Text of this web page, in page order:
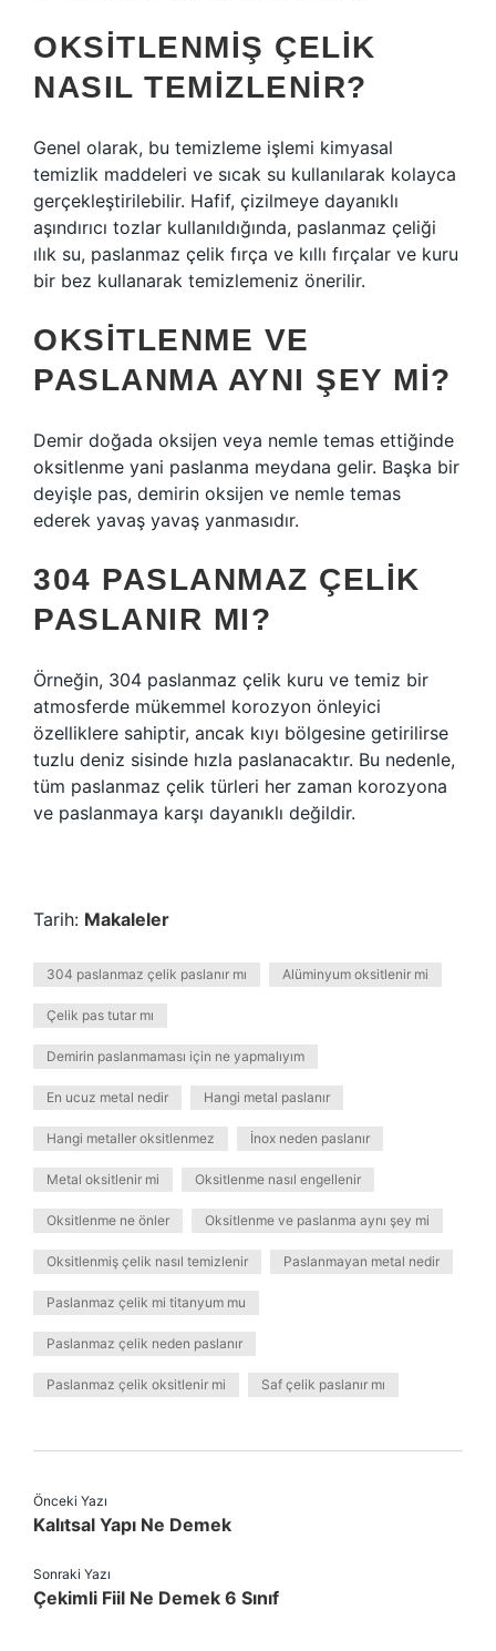
OKSITLENMIŞ ÇELIK
NASIL TEMIZLENIR?
Genel olarak, bu temizleme işlemi kimyasal
temizlik maddeleri ve sıcak su kullanılarak kolayca
gerçekleştirilebilir. Hafif, çizilmeye dayanıklı
aşındırıcı tozlar kullanıldığında, paslanmaz çeliği
ılık su, paslanmaz çelik fırça ve kıllı fırçalar ve kuru
bir bez kullanarak temizlemeniz önerilir.
OKSITLENME VE
PASLANMA AYNI ŞEY MI?
Demir doğada oksijen veya nemle temas ettiğinde
oksitlenme yani paslanma meydana gelir. Başka bir
deyişle pas, demirin oksijen ve nemle temas
ederek yavaş yavaş yanmasıdır.
304 PASLANMAZ ÇELIK
PASLANIR MI?
Örneğin, 304 paslanmaz çelik kuru ve temiz bir
atmosferde mükemmel korozyon önleyici
özelliklere sahiptir, ancak kıyı bölgesine getirilirse
tuzlu deniz sisinde hızla paslanacaktır. Bu nedenle,
tüm paslanmaz çelik türleri her zaman korozyona
ve paslanmaya karşı dayanıklı değildir.
Tarih: Makaleler
304 paslanmaz çelik paslanır mı Alüminyum oksitlenir mi
Çelik pas tutar mı
Demirin paslanmaması için ne yapmalıyım
En ucuz metal nedir Hangi metal paslanır
Hangi metaller oksitlenmez İnox neden paslanır
Metal oksitlenir mi Oksitlenme nasıl engellenir
Oksitlenme ne önler Oksitlenme ve paslanma aynı şey mi
Oksitlenmiş çelik nasıl temizlenir Paslanmayan metal nedir
Paslanmaz çelik mi titanyum mu
Paslanmaz çelik neden paslanır
Paslanmaz çelik oksitlenir mi Saf çelik paslanır mı
Önceki Yazı
Kalıtsal Yapı Ne Demek
Sonraki Yazı
Çekimli Fiil Ne Demek 6 Sınıf